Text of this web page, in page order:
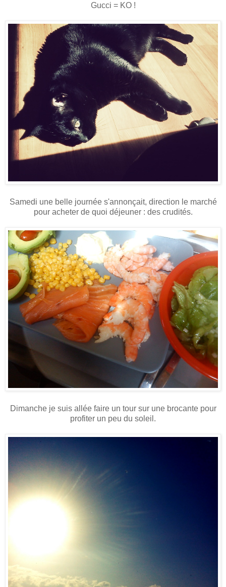
Gucci = KO !
Samedi une belle journée s'annonçait, direction le marché
pour acheter de quoi déjeuner : des crudités.
Dimanche je suis allée faire un tour sur une brocante pour
profiter un peu du soleil.